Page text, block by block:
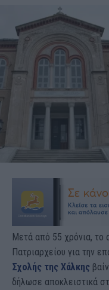
Μετά από 55 χρόνια, το
Πατριαρχείου για την
Σχολής της Χάλκης
δήλωσε αποκλειστικά